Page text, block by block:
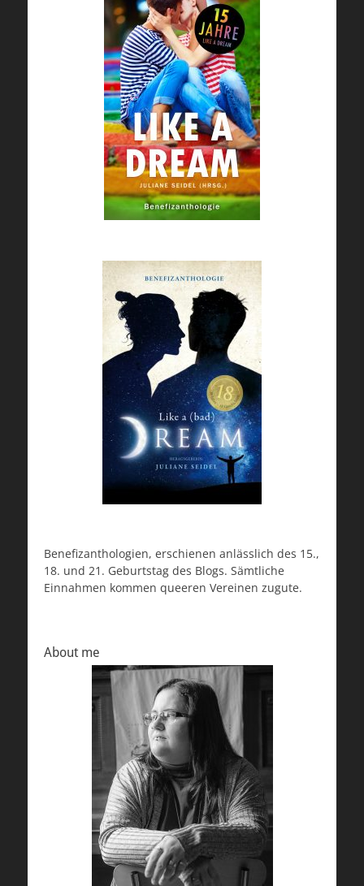
Benefizanthologien, erschienen anlässlich des 15.,
18. und 21. Geburtstag des Blogs. Sämtliche
Einnahmen kommen queeren Vereinen zugute.
About me